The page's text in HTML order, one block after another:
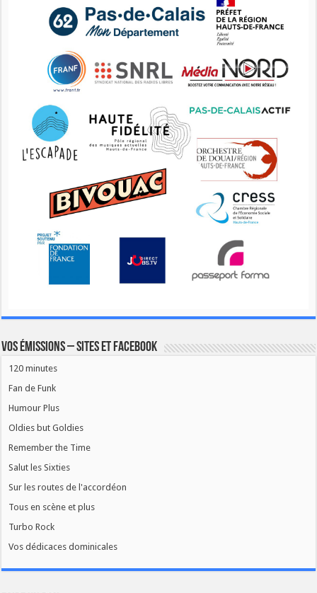
Vos émissions – Sites et Facebook
120 minutes
Fan de Funk
Humour Plus
Oldies but Goldies
Remember the Time
Salut les Sixties
Sur les routes de l'accordéon
Tous en scène et plus
Turbo Rock
Vos dédicaces dominicales